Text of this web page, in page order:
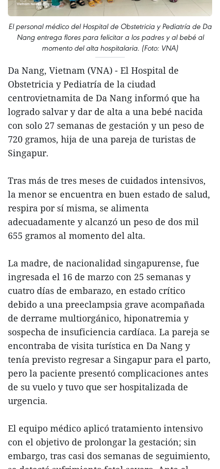
El personal médico del Hospital de Obstetricia y Pediatría de Da
Nang entrega flores para felicitar a los padres y al bebé al
momento del alta hospitalaria. (Foto: VNA)
Da Nang, Vietnam (VNA) - El Hospital de
Obstetricia y Pediatría de la ciudad
centrovietnamita de Da Nang informó que ha
logrado salvar y dar de alta a una bebé nacida
con solo 27 semanas de gestación y un peso de
720 gramos, hija de una pareja de turistas de
Singapur.
Tras más de tres meses de cuidados intensivos,
la menor se encuentra en buen estado de salud,
respira por sí misma, se alimenta
adecuadamente y alcanzó un peso de dos mil
655 gramos al momento del alta.
La madre, de nacionalidad singapurense, fue
ingresada el 16 de marzo con 25 semanas y
cuatro días de embarazo, en estado crítico
debido a una preeclampsia grave acompañada
de derrame multiorgánico, hiponatremia y
sospecha de insuficiencia cardíaca. La pareja se
encontraba de visita turística en Da Nang y
tenía previsto regresar a Singapur para el parto,
pero la paciente presentó complicaciones antes
de su vuelo y tuvo que ser hospitalizada de
urgencia.
El equipo médico aplicó tratamiento intensivo
con el objetivo de prolongar la gestación; sin
embargo, tras casi dos semanas de seguimiento,